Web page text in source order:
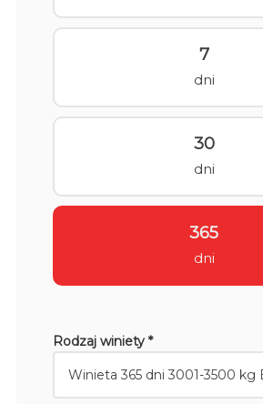
7
dni
30
dni
365
dni
Rodzaj winiety *